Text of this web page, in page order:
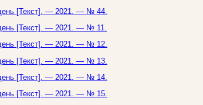
[Текст]. — 2021. — № 44.
[Текст]. — 2021. — № 11.
[Текст]. — 2021. — № 12.
[Текст]. — 2021. — № 13.
[Текст]. — 2021. — № 14.
[Текст]. — 2021. — № 15.